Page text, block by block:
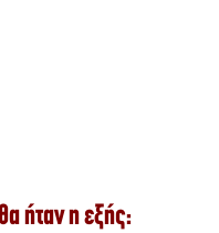
ήταν η εξής: